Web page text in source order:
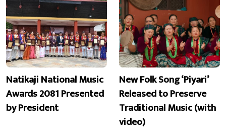
Natikaji National Music
Awards 2081 Presented
by President
New Folk Song ‘Piyari’
Released to Preserve
Traditional Music (with
video)